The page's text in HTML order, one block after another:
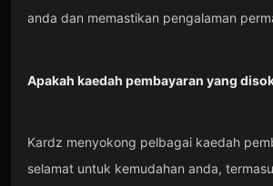
anda dan memastikan pengalaman
Apakah kaedah pembayaran yang
Kardz menyokong pelbagai kaedah
selamat untuk kemudahan anda,